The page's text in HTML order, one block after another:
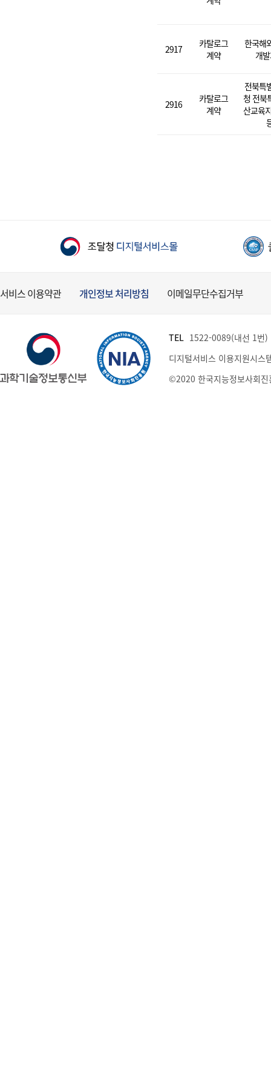
2917
카탈로그
계약
한국해
개
2916
카탈로그
계약
전북특
청 전북
산교육
서비스 이용약관 개인정보 처리방침 이메일무단수집거부
TEL 1522-0089(내선 1번
디지털서비스 이용지원시스
©2020 한국지능정보사회진